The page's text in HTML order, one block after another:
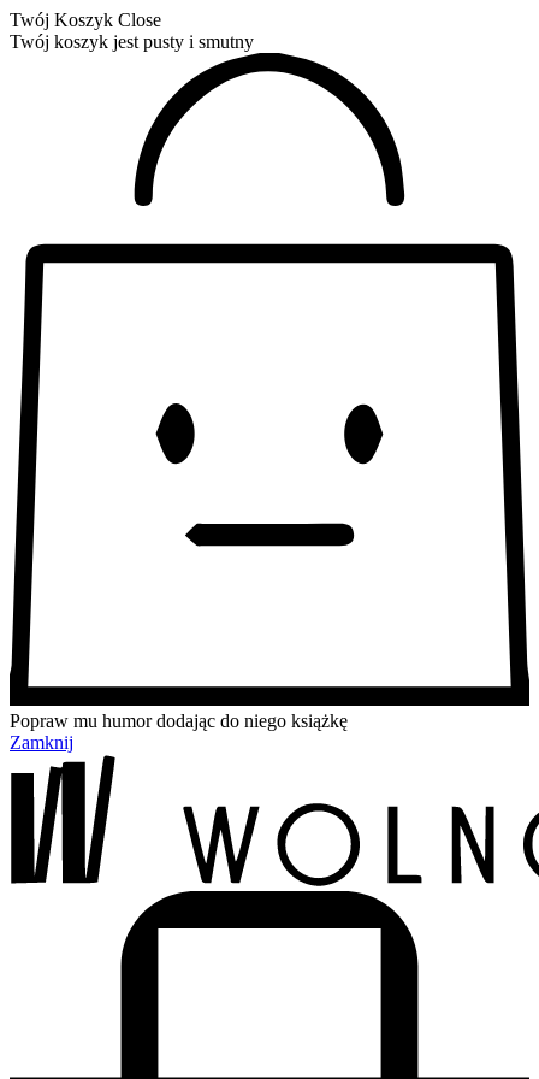
Twój Koszyk Close
Twój koszyk jest pusty i smutny
Popraw mu humor dodając do niego książkę
Zamknij
Przejdź
treści
Przejdź
menu
Przejdź
wyszukiwarki
Przejdź
koszyka